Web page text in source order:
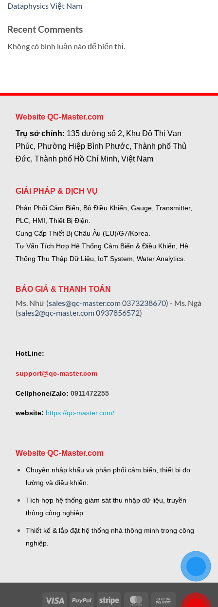
Dataphysics Việt Nam
Recent Comments
Không có bình luận nào để hiển thị.
Website QC-Master.com
Trụ sở chính: 135 đường số 2, Khu Đô Thị Vạn
Phúc, Phường Hiệp Bình Phước, Thành phố Thủ
Đức, Thành phố Hồ Chí Minh, Việt Nam
GIẢI PHÁP & DỊCH VỤ
Phân Phối Cảm Biến, Bộ Điều Khiển, Gauge, Transmitter,
PLC, HMI, Thiết Bị Điện.
Cung Cấp Thiết Bị Châu Âu (EU)/G7/Korea.
Tư Vấn Tích Hợp Hệ Thống Cảm Biến & Điều Khiển, Hệ
Thống Thu Thập Dữ Liệu, IoT System, Water Analytics.
BÁO GIÁ & THANH TOÁN
Ms. Như (sales@qc-master.com0373238670) - Ms. Ngà
(sales2@qc-master.com0937856572)
HotLine:
support@qc-master.com
Cellphone/Zalo: 0911472255
website: https://qc-master.com/
Website QC-Master.com
Chuyên nhập khẩu và phân phối cảm biến, thiết bị đo
lường và điều khiển.
Tích hợp hệ thống giám sát thu nhập dữ liệu, truyền
thông công nghiệp.
Thiết kế & lắp đặt hệ thống nhà thông minh trong công
nghiệp.
Visa PayPal Stripe MasterCardCash